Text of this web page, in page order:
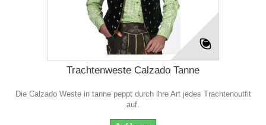
Trachtenweste Calzado Tanne
Die Calzado Weste in tanne peppt durch ihre Art jedes Trachtenoutfit
auf.